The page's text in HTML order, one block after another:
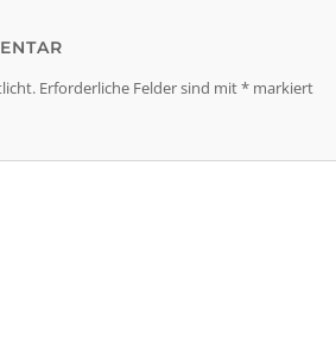
Erforderliche Felder sind mit* markiert